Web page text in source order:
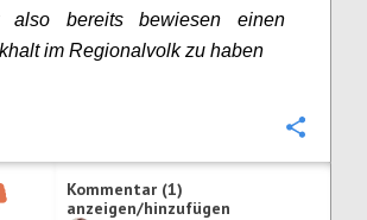
also bereits bewiesen einen
im Regionalvolk zu haben
Kommentar (1)
anzeigen/hinzufügen